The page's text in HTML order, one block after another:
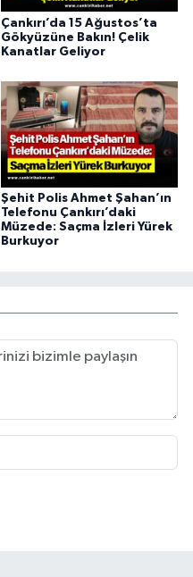
Çankırı’da 15 Ağustos’ta
Gökyüzüne Bakın! Çelik
Kanatlar Geliyor
Şehit Polis Ahmet Şahan’ın
Telefonu Çankırı’daki
Müzede: Saçma İzleri Yürek
Burkuyor